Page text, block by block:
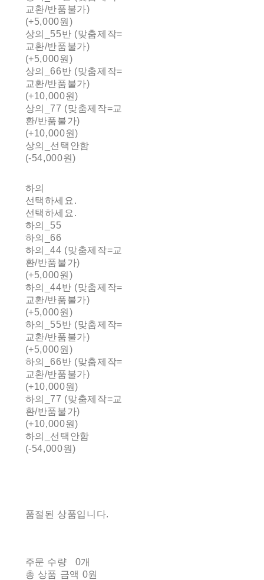
교환/반품불가)
(+5,000원)
상의_55반 (맞춤제작=
교환/반품불가)
(+5,000원)
상의_66반 (맞춤제작=
교환/반품불가)
(+10,000원)
상의_77 (맞춤제작=교
환/반품불가)
(+10,000원)
상의_선택안함
(-54,000원)
하의
선택하세요.
선택하세요.
하의_55
하의_66
하의_44 (맞춤제작=교
환/반품불가)
(+5,000원)
하의_44반 (맞춤제작=
교환/반품불가)
(+5,000원)
하의_55반 (맞춤제작=
교환/반품불가)
(+5,000원)
하의_66반 (맞춤제작=
교환/반품불가)
(+10,000원)
하의_77 (맞춤제작=교
환/반품불가)
(+10,000원)
하의_선택안함
(-54,000원)
품절된 상품입니다.
주문 수량
0개
총 상품 금액 0원